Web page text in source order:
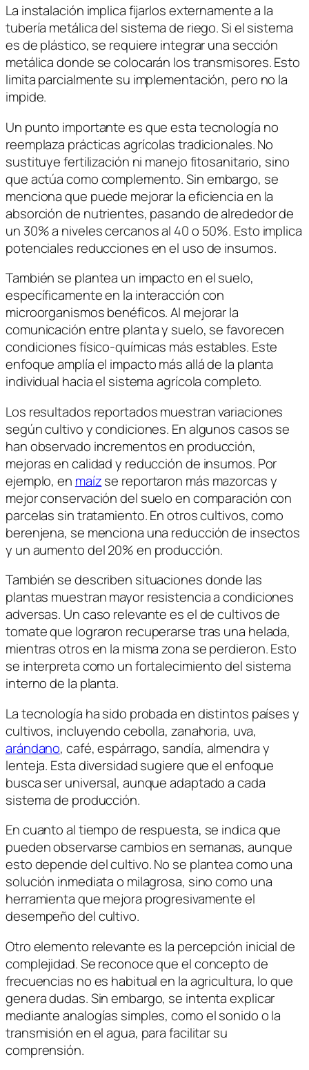
La instalación implica fijarlos externamente a la
tubería metálica del sistema de riego. Si el sistema
es de plástico, se requiere integrar una sección
metálica donde se colocarán los transmisores. Esto
limita parcialmente su implementación, pero no la
impide.
Un punto importante es que esta tecnología no
reemplaza prácticas agrícolas tradicionales. No
sustituye fertilización ni manejo fitosanitario, sino
que actúa como complemento. Sin embargo, se
menciona que puede mejorar la eficiencia en la
absorción de nutrientes, pasando de alrededor de
un 30% a niveles cercanos al 40 o 50%. Esto implica
potenciales reducciones en el uso de insumos.
También se plantea un impacto en el suelo,
específicamente en la interacción con
microorganismos benéficos. Al mejorar la
comunicación entre planta y suelo, se favorecen
condiciones físico-químicas más estables. Este
enfoque amplía el impacto más allá de la planta
individual hacia el sistema agrícola completo.
Los resultados reportados muestran variaciones
según cultivo y condiciones. En algunos casos se
han observado incrementos en producción,
mejoras en calidad y reducción de insumos. Por
ejemplo, en maízse reportaron más mazorcas y
mejor conservación del suelo en comparación con
parcelas sin tratamiento. En otros cultivos, como
berenjena, se menciona una reducción de insectos
y un aumento del 20% en producción.
También se describen situaciones donde las
plantas muestran mayor resistencia a condiciones
adversas. Un caso relevante es el de cultivos de
tomate que lograron recuperarse tras una helada,
mientras otros en la misma zona se perdieron. Esto
se interpreta como un fortalecimiento del sistema
interno de la planta.
La tecnología ha sido probada en distintos países y
cultivos, incluyendo cebolla, zanahoria, uva,
arándano, café, espárrago, sandía, almendra y
lenteja. Esta diversidad sugiere que el enfoque
busca ser universal, aunque adaptado a cada
sistema de producción.
En cuanto al tiempo de respuesta, se indica que
pueden observarse cambios en semanas, aunque
esto depende del cultivo. No se plantea como una
solución inmediata o milagrosa, sino como una
herramienta que mejora progresivamente el
desempeño del cultivo.
Otro elemento relevante es la percepción inicial de
complejidad. Se reconoce que el concepto de
frecuencias no es habitual en la agricultura, lo que
genera dudas. Sin embargo, se intenta explicar
mediante analogías simples, como el sonido o la
transmisión en el agua, para facilitar su
comprensión.